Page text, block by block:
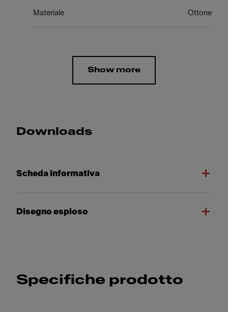
Materiale Ottone
Show more
Downloads
Scheda informativa
Disegno esploso
Specifiche prodotto